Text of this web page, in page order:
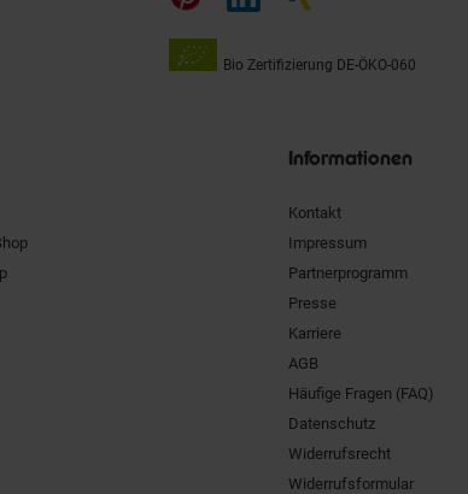
Bio Zertifizierung DE-ÖKO-060
Informationen
Kontakt
Impressum
Partnerprogramm
Presse
Karriere
AGB
Häufige Fragen (FAQ)
Datenschutz
Widerrufsrecht
Widerrufsformular